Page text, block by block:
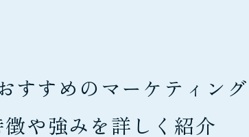
すすめのマーケティン
徴や強みを詳しく紹介